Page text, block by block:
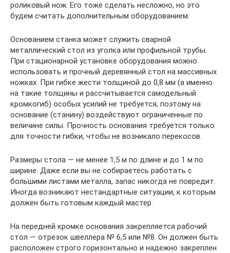
роликовый нож. Его тоже сделать несложно, но это
будем считать дополнительным оборудованием.
Основанием станка может служить сварной
металлический стол из уголка или профильной трубы.
При стационарной установке оборудования можно
использовать и прочный деревянный стол на массивных
ножках. При гибке жести толщиной до 0,8 мм (а именно
на такие толщины и рассчитывается самодельный
кромкогиб) особых усилий не требуется, поэтому на
основание (станину) воздействуют ограниченные по
величине силы. Прочность основания требуется только
для точности гибки, чтобы не возникало перекосов.
Размеры стола — не менее 1,5 м по длине и до 1 м по
ширине. Даже если вы не собираетесь работать с
большими листами металла, запас никогда не повредит.
Иногда возникают нестандартные ситуации, к которым
должен быть готовым каждый мастер.
На передней кромке основания закрепляется рабочий
стол — отрезок швеллера № 6,5 или №8. Он должен быть
расположен строго горизонтально и надежно закреплен